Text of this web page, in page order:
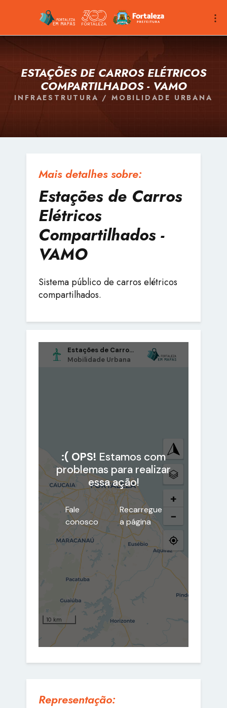
ESTAÇÕES DE CARROS ELÉTRICOS
COMPARTILHADOS - VAMO
INFRAESTRUTURA / MOBILIDADE URBANA
Mais detalhes sobre:
Estações de Carros
Elétricos
Compartilhados -
VAMO
Sistema público de carros elétricos
compartilhados.
Representação: